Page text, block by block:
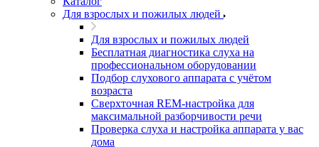
Для взрослых и пожилых людей
Для взрослых и пожилых людей
Бесплатная диагностика слуха на
профессиональном оборудовании
Подбор слухового аппарата с учётом
возраста
Сверхточная REM-настройка для
максимальной разборчивости речи
Проверка слуха и настройка аппарата у вас
дома